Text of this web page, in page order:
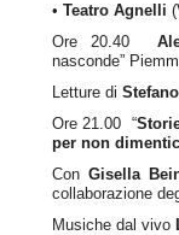
• Teatro Agnelli
Ore 20.40
nasconde”
Letture di
Ore 21.00 “
per non
Con Gisella
collaborazione
Musiche dal vivo